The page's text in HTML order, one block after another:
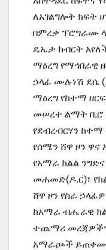
ለአገልግሎት ክፍት
በምረቃ ፕሮግራሙ
ዴኤታ ክብርት
ማዕረግ የማኅበራዊ
ኃላፊ ሙሉነሽ ደሴ
ማዕረግ የከተማ
መሠረተ ልማት ቢሮ
የደብረብርሃን
የሰሜን ሸዋ ዞን ዋና
የአማራ ክልል
መሐመድ(ዶ.ር)፣
ሸዋ ዞን የስራ
ከአማራ ብሔራዊ
ተጨማሪ
አማራጮች